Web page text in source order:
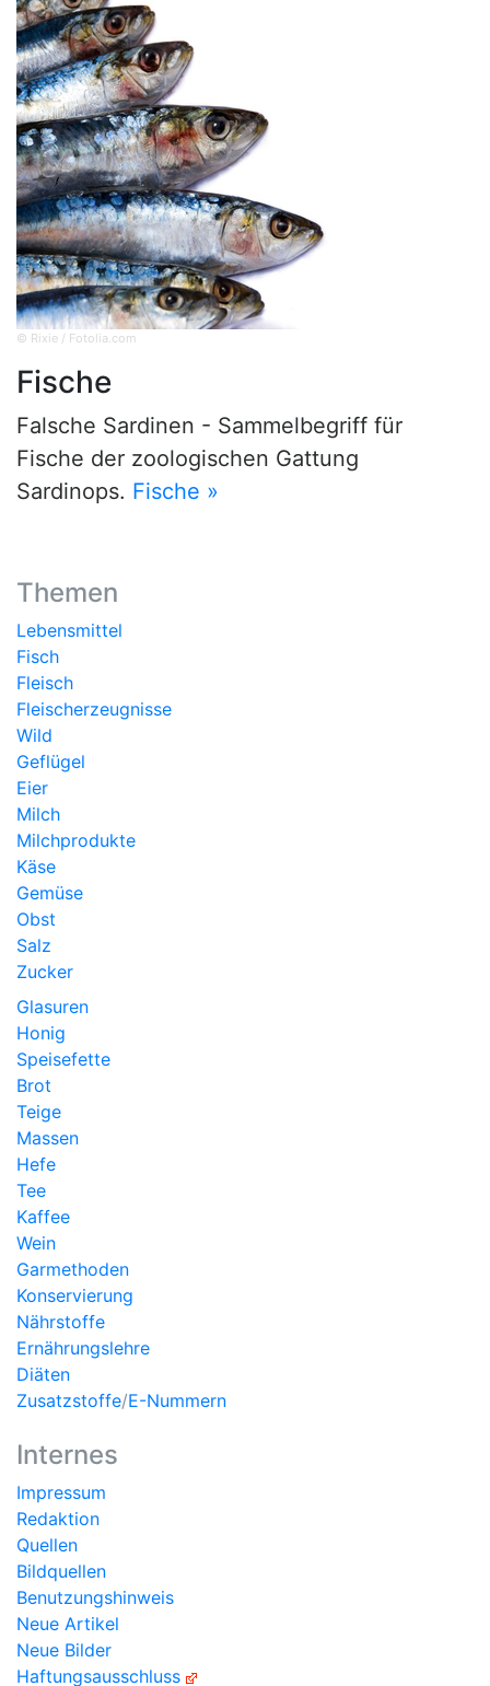
© Rixie / Fotolia.com
Fische
Falsche Sardinen - Sammelbegriff für
Fische der zoologischen Gattung
Sardinops. Fische »
Themen
Lebensmittel
Fisch
Fleisch
Fleischerzeugnisse
Wild
Geflügel
Eier
Milch
Milchprodukte
Käse
Gemüse
Obst
Salz
Zucker
Glasuren
Honig
Speisefette
Brot
Teige
Massen
Hefe
Tee
Kaffee
Wein
Garmethoden
Konservierung
Nährstoffe
Ernährungslehre
Diäten
Zusatzstoffe/E-Nummern
Internes
Impressum
Redaktion
Quellen
Bildquellen
Benutzungshinweis
Neue Artikel
Neue Bilder
Haftungsausschluss